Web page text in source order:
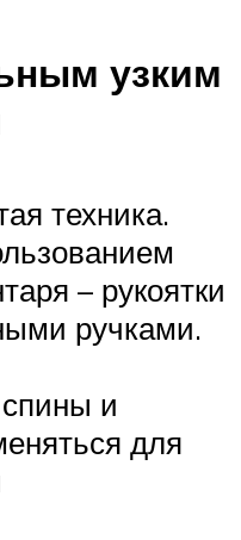
узким
техника.
– рукоятки
ручками.
и
для